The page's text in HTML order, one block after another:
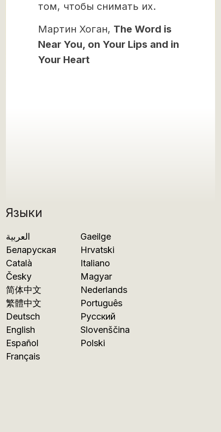
Языки
العربية
Беларуская
Català
Česky
简体中文
繁體中文
Deutsch
English
Español
Français
Gaeilge
Hrvatski
Italiano
Magyar
Nederlands
Português
Русский
Slovenščina
Polski
том, чтобы снимать их.
Мартин Хоган, The Word is
Near You, on Your Lips and in
Your Heart